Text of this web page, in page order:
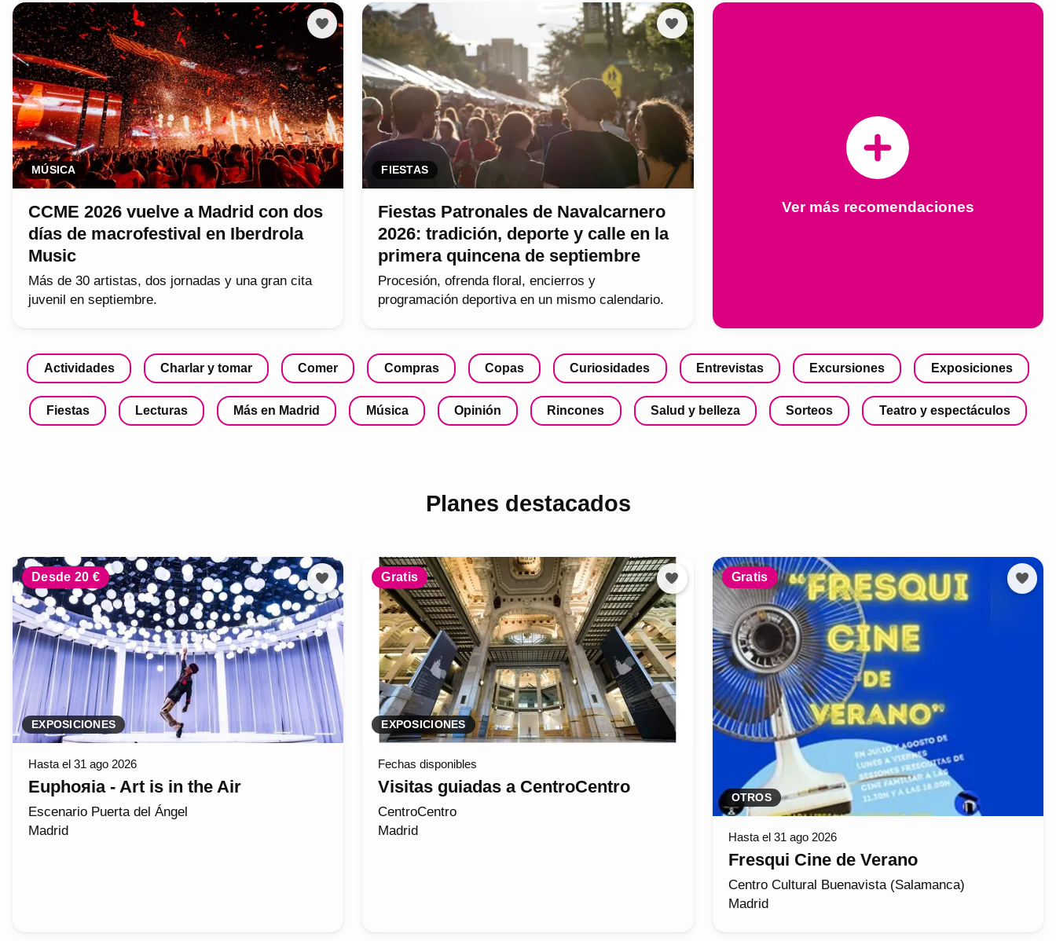
MÚSICA
CCME 2026 vuelve a Madrid con dos
días de macrofestival en Iberdrola
Music
Más de 30 artistas, dos jornadas y una gran cita
juvenil en septiembre.
FIESTAS
Fiestas Patronales de Navalcarnero
2026: tradición, deporte y calle en la
primera quincena de septiembre
Procesión, ofrenda floral, encierros y
programación deportiva en un mismo calendario.
Ver más recomendaciones
Actividades Charlar y tomar Comer Compras Copas Curiosidades Entrevistas Excursiones Exposiciones
Fiestas Lecturas Más en Madrid Música Opinión Rincones Salud y belleza Sorteos Teatro y espectáculos
Planes destacados
Desde 20 €
EXPOSICIONES
Hasta el 31 ago 2026
Euphoяia - Art is in the Air
Escenario Puerta del Ángel
Madrid
Gratis
EXPOSICIONES
Fechas disponibles
Visitas guiadas a CentroCentro
CentroCentro
Madrid
Gratis
OTROS
Hasta el 31 ago 2026
Fresqui Cine de Verano
Centro Cultural Buenavista (Salamanca)
Madrid